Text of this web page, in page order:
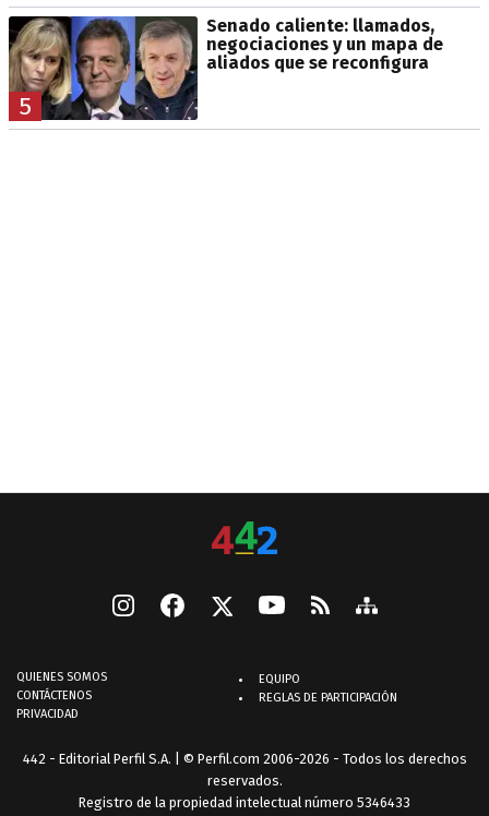
5
Senado caliente: llamados,
negociaciones y un mapa de
aliados que se reconfigura
QUIENES SOMOS
CONTÁCTENOS
PRIVACIDAD
EQUIPO
REGLAS DE PARTICIPACIÓN
442 - Editorial Perfil S.A. | © Perfil.com 2006-2026 - Todos los derechos
reservados.
Registro de la propiedad intelectual número 5346433